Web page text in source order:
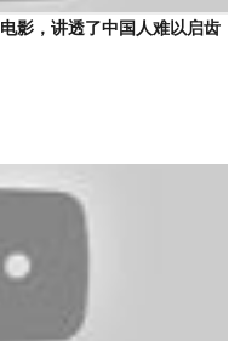
影，讲透了中国人难以启齿